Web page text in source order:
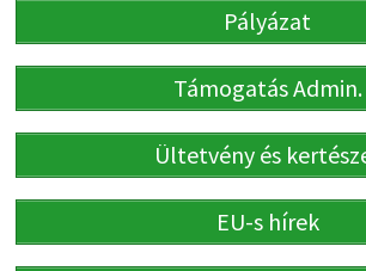
Pályázat
Támogatás Admin.
Ültetvény és
EU-s hírek